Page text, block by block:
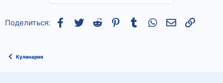
Поделиться: Facebook
TwitterReddit Pinterest
Tumblr WhatsAppСсылка
Кулинария